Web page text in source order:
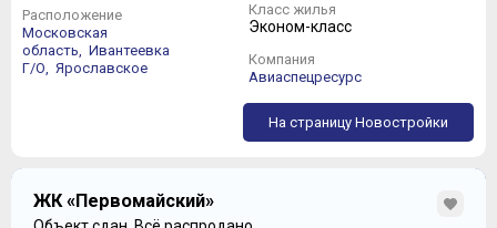
Расположение
Московская
область, Ивантеевка
Г/О, Ярославское
Класс жилья
Эконом-класс
Компания
Авиаспецресурс
На страницу Новостройки
ЖК «Первомайский»